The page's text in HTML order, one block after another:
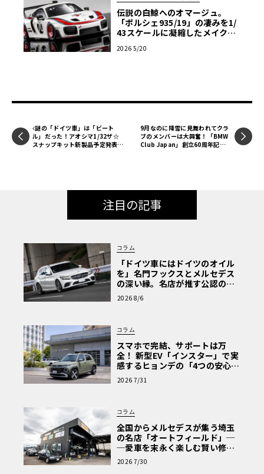
さかなクンの黄金キャンター！！！
もうひとつ会場で発表されたのが、四代目の三菱ふそうキ
ャンターだ。イメージカラーを黄土色としたため、「黄金
キャンター」のキャッチで親しまれたトラックであるが、
クンの愛車を再現したものなのである。製品名は「三菱ふ
式）」、日本車の時代シリーズからのリリースとなる。
方まで再現されている。もちろん、ベッセルの上下アクシ
ョンも可能だ。こちらは予価7,040円（税込）、2025年4月
また、このキャンターのキャビンを使用した「三菱ふそう
伝説の白鯨へのオマージュ。
「ポルシェ935/19」の凄みを1/
43スケールに凝縮したメイクア
デルカー俱楽部】
2026 5/20
謎の「ドイツ車」は「ビート
ル」だった！アオシマ1/32ザ☆
スナップキット新製品予定発表！
9月なのに降雪に見舞われてクラ
ブのメンバーは大興奮！「BMW
Club Japan」創立60周年記念
注目の記事
コラム
「ドイツ車にはドイツのオイル
を」名門フックスとメルセデス
の深い縁。名店が推す公認の安
心と、Cクラスで味わうシルキー
な走り〈PR〉
2026 8/6
コラム
スマホで完結、サポートは万
全！ 新型EV「インスター」で実
感するヒョンデの「4つの安心」
【第1回・ヒョンデ6つの疑問：
Why? Hyundai?】〈PR〉
2026 7/31
コラム
全国からメルセデスが集う埼玉
の名店「オートフィールド」─
─愛車を末永く楽しむ賢い修理
術と、プロがフックス製オイル
を選ぶ理由〈PR〉
2026 7/30